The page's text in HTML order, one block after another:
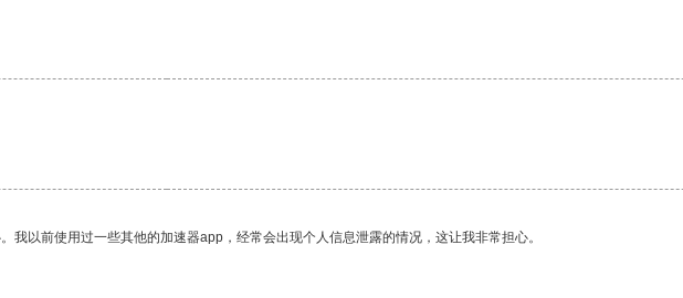
以前使用过一些其他的加速器app，经常会出现个人信息泄露的情况，这让我非常担心。